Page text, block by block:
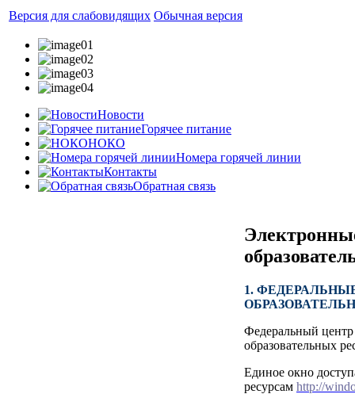
Версия для слабовидящих Обычная версия
Новости
Горячее питание
НОКО
Номера горячей линии
Контакты
Обратная связь
1.
Федеральный
образовательных
Единое окно
ресурсам http://